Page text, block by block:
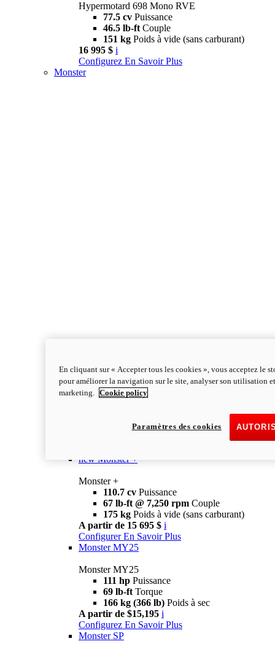
Hypermotard 698 Mono RVE
77.5 cv Puissance
46.5 lb-ft Couple
151 kg Poids à vide (sans carburant)
16 995 $ i
Configurez En Savoir Plus
Monster
new Monster +
Monster +
110.7 cv Puissance
67 lb-ft @ 7,250 rpm Couple
175 kg Poids à vide (sans carburant)
A partir de 15 695 $ i
Configurer En Savoir Plus
Monster MY25
Monster MY25
111 hp Puissance
69 lb-ft Torque
166 kg (366 lb) Poids à sec
A partir de $15,195 i
Configurez En Savoir Plus
Monster SP
En cliquant sur « Accepter tous les cookies », vous acceptez le
pour améliorer la navigation sur le site, analyser son utilisation
marketing.
Cookie policy
Paramètres des cookies